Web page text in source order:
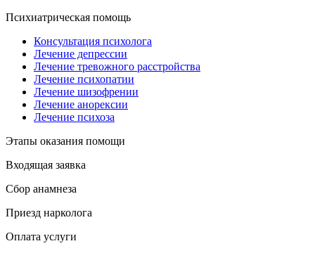
Психиатрическая помощь
Консультация психолога
Лечение депрессии
Лечение тревожного расстройства
Лечение психопатии
Лечение шизофрении
Лечение анорексии
Лечение психоза
Этапы оказания помощи
Входящая заявка
Сбор анамнеза
Приезд нарколога
Оплата услуги